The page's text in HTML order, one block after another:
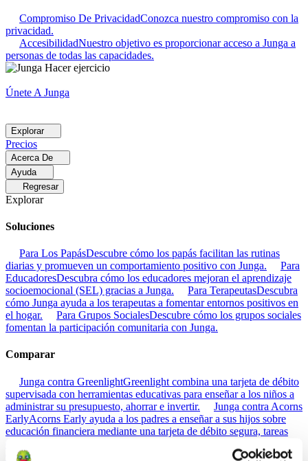
Compromiso De PrivacidadConozca nuestro compromiso con la
privacidad.
AccesibilidadNuestro objetivo es proporcionar acceso a Junga a
personas de todas las capacidades.
Únete A Junga
Explorar
Precios
Acerca De
Ayuda
Regresar
Explorar
Soluciones
Para Los PapásDescubre cómo los papás facilitan las rutinas
diarias y promueven un comportamiento positivo con Junga.
Para
EducadoresDescubra cómo los educadores mejoran el aprendizaje
socioemocional (SEL) gracias a Junga.
Para TerapeutasDescubra
cómo Junga ayuda a los terapeutas a fomentar entornos positivos en
el hogar.
Para Grupos SocialesDescubre cómo los grupos sociales
fomentan la participación comunitaria con Junga.
Comparar
Junga contra GreenlightGreenlight combina una tarjeta de débito
supervisada con herramientas educativas para enseñar a los niños a
administrar su presupuesto, ahorrar e invertir.
Junga contra Acorns
EarlyAcorns Early ayuda a los padres a enseñar a sus hijos sobre
educación financiera mediante una tarjeta de débito segura, tareas
ClassDojo
ClassDojo ayuda a los maestros, los estudiantes y las